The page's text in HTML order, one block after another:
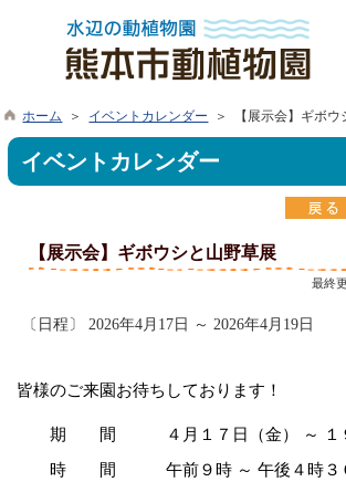
ホーム ＞ イベントカレンダー ＞ 【展示会】ギボウ
イベントカレンダー
【展示会】ギボウシと山野草展
最終
〔日程〕 2026年4月17日 ～ 2026年4月19日
皆様のご来園お待ちしております！
期 間 ４月１７日（金） ～ １９
時 間 午前９時 ～ 午後４時３０